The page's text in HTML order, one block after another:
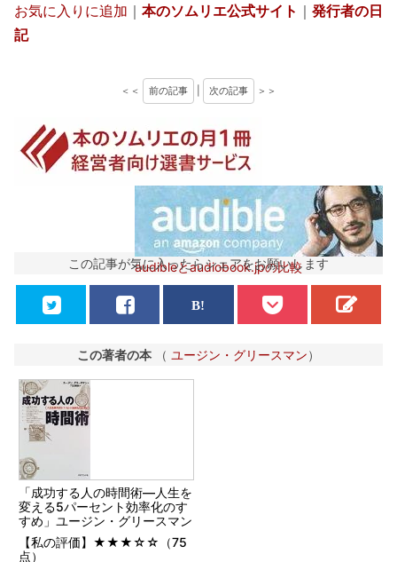
お気に入りに追加 ｜ 本のソムリエ公式サイト ｜ 発行者の日
記
＜＜ 前の記事 次の記事 ＞＞
audibleとaudiobook.jpの比較
この記事が気に入ったらシェアをお願いします
この著者の本 （ ユージン・グリースマン）
「成功する人の時間術―人生を
変える5パーセント効率化のす
すめ」ユージン・グリースマン
【私の評価】★★★☆☆（75
点）